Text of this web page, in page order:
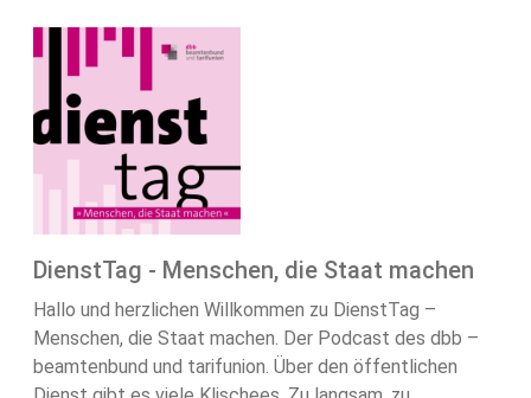
DienstTag - Menschen, die Staat machen
Hallo und herzlichen Willkommen zu DienstTag –
Menschen, die Staat machen. Der Podcast des dbb –
beamtenbund und tarifunion. Über den öffentlichen